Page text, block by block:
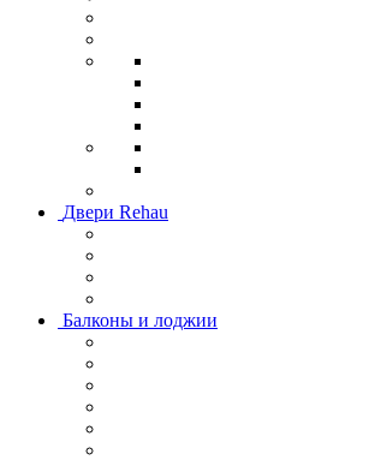
Двери Rehau
Балконы и лоджии